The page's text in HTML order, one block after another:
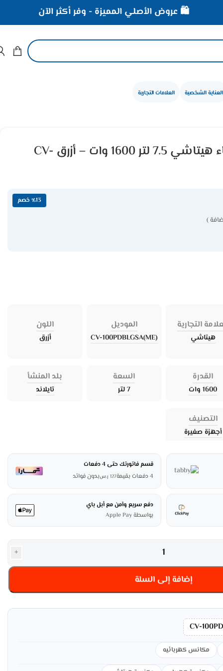
العناية الشخصية العلامات التجارية
مكنسة برميل كهرباء هيتاشي 7.5 لتر 1600 وات – أزرق CV-
٪13 خصم
)
التجارية
هيتاشي
الموديل
CV-100PDBLGSA(ME)
اللون
أزرق
القدرة
1600 وات
السعة
7 لتر
بلد المنشأ
تايلاند
التصنيف
أجهزة صغيرة
قسم فاتورتك حتى 4 دفعات
4 دفعات بقيمة
127 ر.سبدون فوائد
دفع سريع وآمن مع أبل باي
بواسطة Apple Pay
+
إضافة إلى السلة
CV-
مكانس كهربائيه
الأصلي المميزة - وفر أكثر الآن ⚡ خصومات تصل إلى